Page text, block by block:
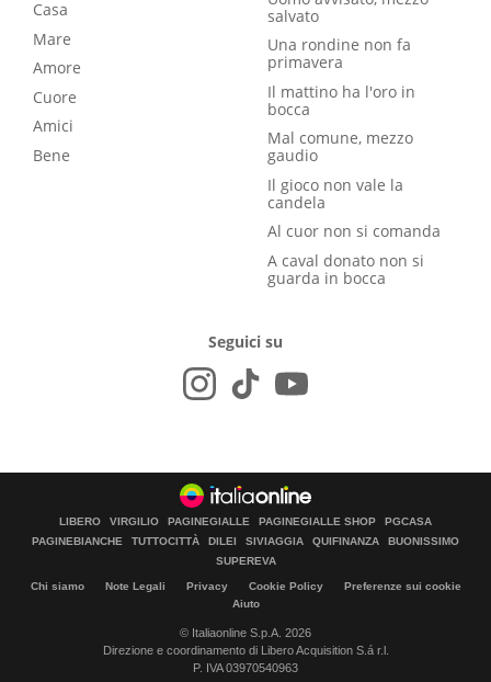
Casa
Mare
Amore
Cuore
Amici
Bene
salvato
Una rondine non fa
primavera
Il mattino ha l'oro in
bocca
Mal comune, mezzo
gaudio
Il gioco non vale la
candela
Al cuor non si comanda
A caval donato non si
guarda in bocca
Seguici su
LIBERO VIRGILIO PAGINEGIALLE PAGINEGIALLE SHOP
PGCASA
PAGINEBIANCHE
TUTTOCITTÀ DILEI SIVIAGGIA QUIFINANZA
BUONISSIMO
SUPEREVA
Chi siamo Note Legali Privacy Cookie Policy
Preferenze sui cookie
Aiuto
© Italiaonline S.p.A. 2026
Direzione e coordinamento di Libero Acquisition S.á r.l.
P. IVA 03970540963